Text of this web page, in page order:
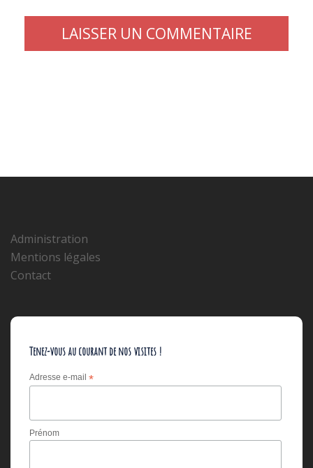
Administration
Mentions légales
Contact
Tenez-vous au courant de nos visites !
Adresse e-mail *
Prénom